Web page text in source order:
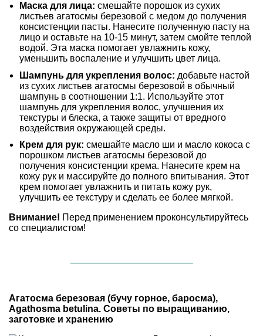
Маска для лица: смешайте порошок из сухих
листьев агатосмы березовой с медом до получения
консистенции пасты. Нанесите полученную пасту на
лицо и оставьте на 10-15 минут, затем смойте теплой
водой. Эта маска помогает увлажнить кожу,
уменьшить воспаление и улучшить цвет лица.
Шампунь для укрепления волос: добавьте настой
из сухих листьев агатосмы березовой в обычный
шампунь в соотношении 1:1. Используйте этот
шампунь для укрепления волос, улучшения их
текстуры и блеска, а также защиты от вредного
воздействия окружающей среды.
Крем для рук: смешайте масло ши и масло кокоса с
порошком листьев агатосмы березовой до
получения консистенции крема. Нанесите крем на
кожу рук и массируйте до полного впитывания. Этот
крем помогает увлажнить и питать кожу рук,
улучшить ее текстуру и сделать ее более мягкой.
Внимание! Перед применением проконсультируйтесь
со специалистом!
Агатосма березовая (бучу горное, баросма),
Agathosma betulina. Советы по выращиванию,
заготовке и хранению